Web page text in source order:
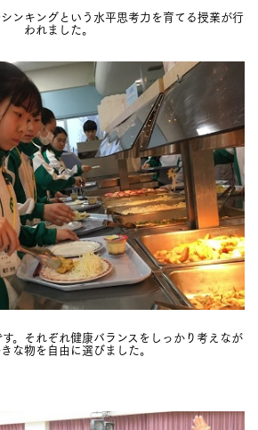
ンキングという水平思考力を育てる授業が行
われました。
。それぞれ健康バランスをしっかり考えなが
な物を自由に選びました。